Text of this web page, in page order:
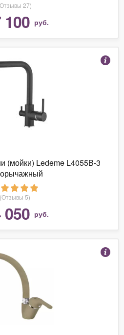
27)
100 руб.
(мойки) Ledeme L4055B-3
(Отзывы 5)
050 руб.